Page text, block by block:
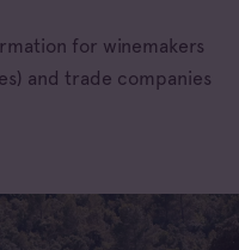
for winemakers
and trade companies